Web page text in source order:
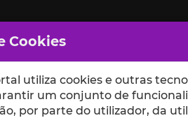
Cookies
utiliza cookies e outras
um conjunto de
por parte do utilizador, da